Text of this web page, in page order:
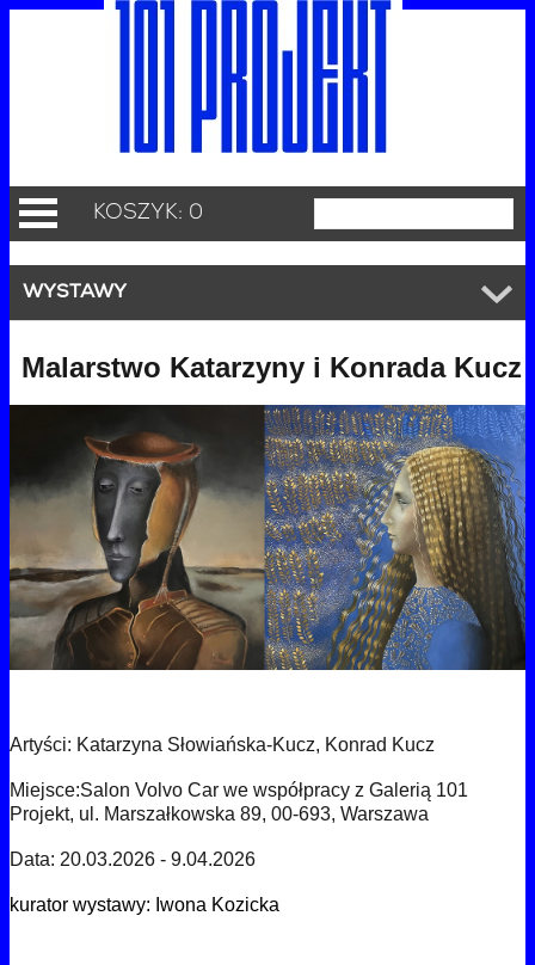
KOSZYK: 0
WYSTAWY
Malarstwo Katarzyny i Konrada Kucz
Artyści: Katarzyna Słowiańska-Kucz, Konrad Kucz
Miejsce:Salon Volvo Car we współpracy z Galerią 101
Projekt, ul. Marszałkowska 89, 00-693, Warszawa
Data: 20.03.2026 - 9.04.2026
kurator wystawy: Iwona Kozicka